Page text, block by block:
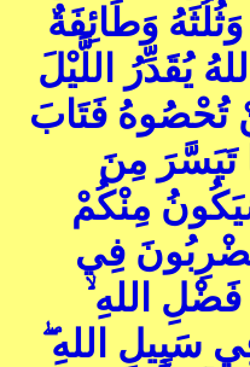
وَطَائِفَةٌ
يُقَدِّرُ اللَّيْلَ
تُحْصُوهُ فَتَابَ
تَيَسَّرَ مِنَ
مِنْكُمْ
فِي
فَضْلِ اللهِ
سَبِيلِ اللهِ